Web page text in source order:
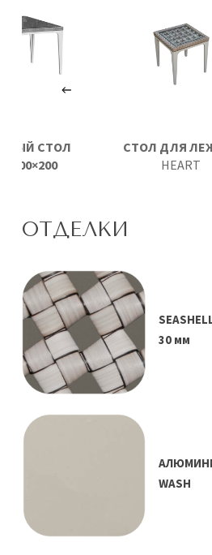
СТОЛ ДЛЯ
HEART
СТОЛ
200×200
ОТДЕЛКИ
30 мм
WASH